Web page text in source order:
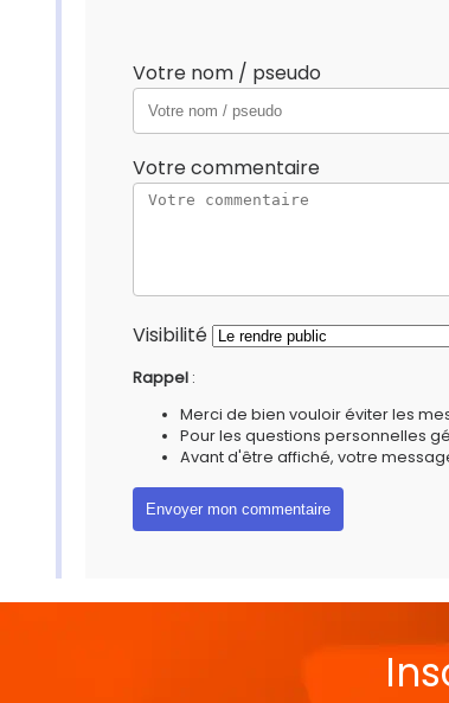
Votre nom / pseudo
Votre commentaire
Visibilité
Rappel :
Merci de bien vouloir éviter les
Pour les questions personnelles
Avant d'être affiché, votre